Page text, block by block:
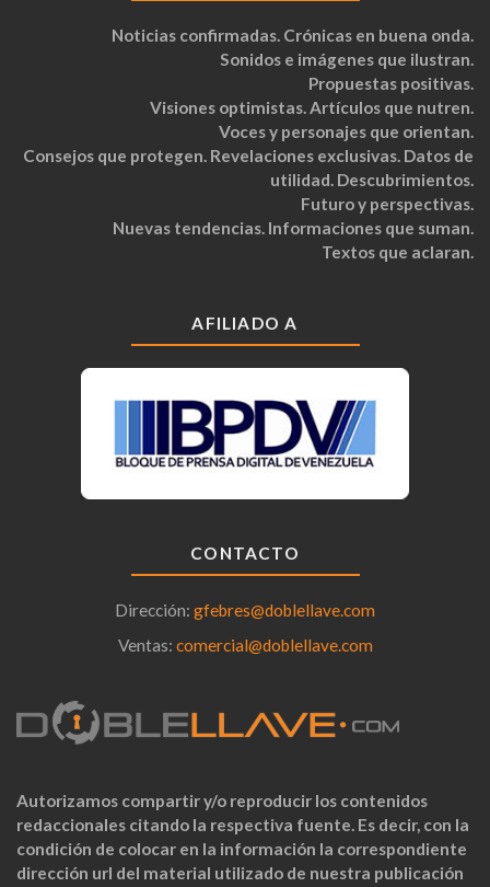
Noticias confirmadas. Crónicas en buena onda.
Sonidos e imágenes que ilustran.
Propuestas positivas.
Visiones optimistas. Artículos que nutren.
Voces y personajes que orientan.
Consejos que protegen. Revelaciones exclusivas. Datos de
utilidad. Descubrimientos.
Futuro y perspectivas.
Nuevas tendencias. Informaciones que suman.
Textos que aclaran.
AFILIADO A
CONTACTO
Dirección: gfebres@doblellave.com
Ventas: comercial@doblellave.com
Autorizamos compartir y/o reproducir los contenidos
redaccionales citando la respectiva fuente. Es decir, con la
condición de colocar en la información la correspondiente
dirección url del material utilizado de nuestra publicación